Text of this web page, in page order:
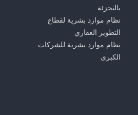
بالتجزئة
نظام موارد بشرية لقطاع
التطوير العقاري
نظام موارد بشرية للشركات
الكبرى